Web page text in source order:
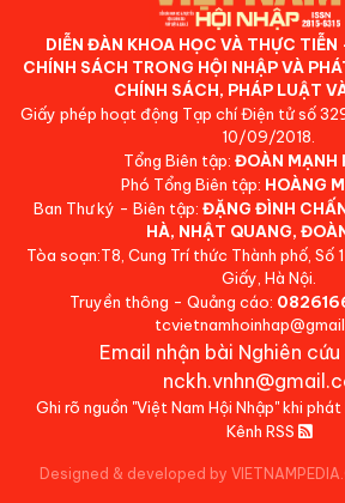
DIỄN ĐÀN KHOA HỌC VÀ THỰC
CHÍNH SÁCH TRONG HỘI NHẬP VÀ
CHÍNH SÁCH, PHÁP LUẬT
Giấy phép hoạt động Tạp chí Điện tử số
10/09/2018.
Tổng Biên tập: ĐOÀN MẠNH
Phó Tổng Biên tập: HOÀNG
Ban Thư ký - Biên tập: ĐẶNG ĐÌNH
HÀ, NHẬT QUANG,
Tòa soạn:T8, Cung Trí thức Thành phố, Số
Giấy, Hà Nội.
Truyền thông - Quảng cáo:
Email nhận bài Nghiên
Ghi rõ nguồn "Việt Nam Hội Nhập" khi
Kênh RSS
Designed & developed by